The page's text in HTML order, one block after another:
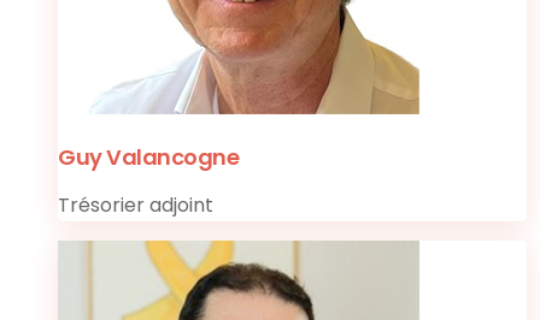
Guy Valancogne
Trésorier adjoint